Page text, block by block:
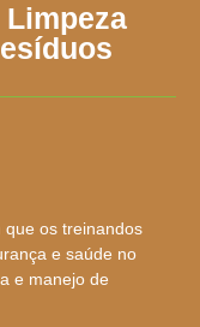
Limpeza
que os treinandos
e saúde no
e manejo de